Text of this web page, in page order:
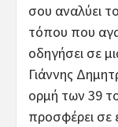
σου αναλύει
τόπου που
οδηγήσει σε
Γιάννης
ορμή των 39
προσφέρει σε